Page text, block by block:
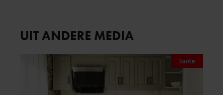
UIT ANDERE MEDIA
Sante